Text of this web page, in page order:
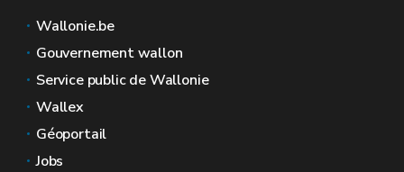
Wallonie.be
Gouvernement wallon
Service public de Wallonie
Wallex
Géoportail
Jobs